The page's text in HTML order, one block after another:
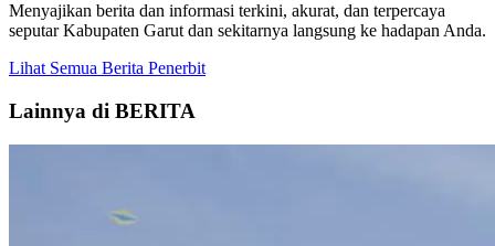
Menyajikan berita dan informasi terkini, akurat, dan terpercaya
seputar Kabupaten Garut dan sekitarnya langsung ke hadapan Anda.
Lihat Semua Berita Penerbit
Lainnya di BERITA